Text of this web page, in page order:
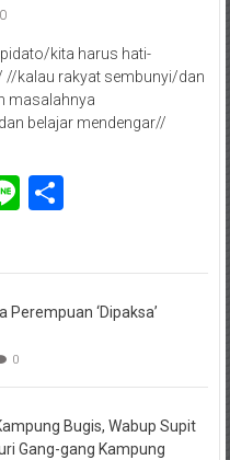
0
kita harus hati-
//kalau rakyat sembunyi/dan
masalahnya
belajar mendengar//
LineShare
Perempuan ‘Dipaksa’
0
Bugis, Wabup Supit
Gang-gang Kampung